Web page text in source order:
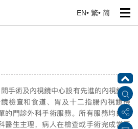
EN• 繁• 简
手術及內視鏡中心設有先進的內視鏡醫
檢查和食道、胃及十二指腸內視鏡檢
的門診外科手術服務。所有服務均由資
醫生主理，病人在檢查或手術完成當天